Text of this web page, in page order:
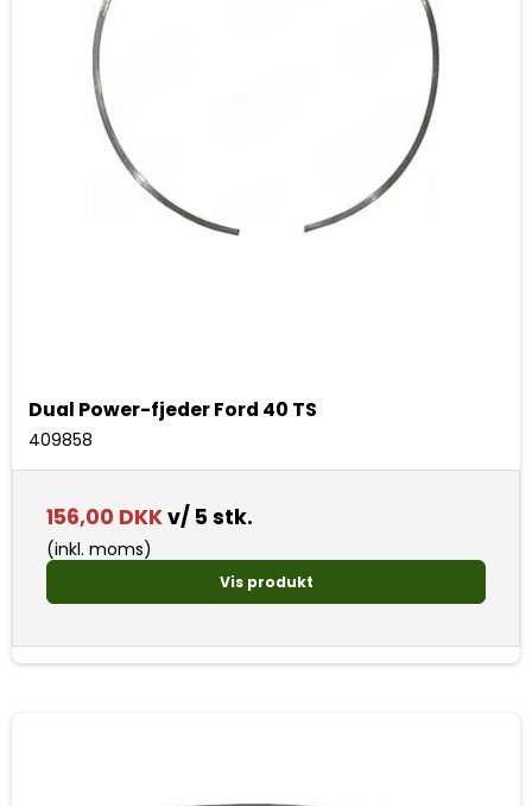
Dual Power-fjeder Ford 40 TS
409858
156,00 DKKv/ 5 stk.
(inkl. moms)
Vis produkt